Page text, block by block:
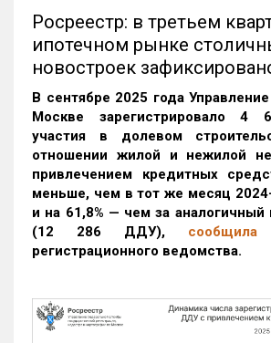
Росреестр: в третьем
ипотечном рынке
новостроек
В сентябре 2025 года
Москве зарегистрировало 4
участия в долевом
отношении жилой и нежилой
привлечением кредитных
меньше, чем в тот же месяц
и на 61,8% — чем за аналогичный
(12 286 ДДУ), сообщила
регистрационного ведомства.